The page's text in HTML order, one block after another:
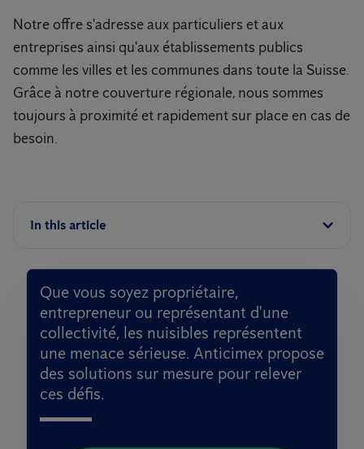
Notre offre s'adresse aux particuliers et aux
entreprises ainsi qu'aux établissements publics
comme les villes et les communes dans toute la Suisse.
Grâce à notre couverture régionale, nous sommes
toujours à proximité et rapidement sur place en cas de
besoin.
In this article
Que vous soyez propriétaire,
entrepreneur ou représentant d'une
collectivité, les nuisibles représentent
une menace sérieuse. Anticimex propose
des solutions sur mesure pour relever
ces défis.